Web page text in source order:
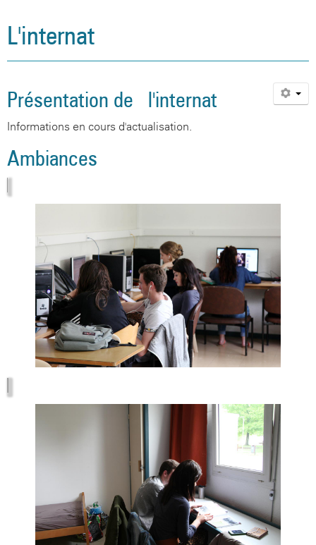
L'internat
Présentation de l'internat
Informations en cours d'actualisation.
Ambiances